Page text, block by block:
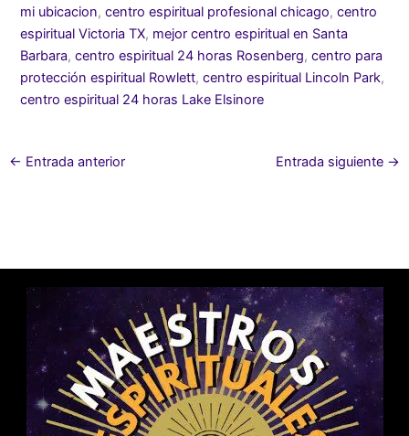
mi ubicacion,centro espiritual profesional chicago,centro
espiritual Victoria TX, mejor centro espiritual en Santa
Barbara,centro espiritual 24 horas Rosenberg,centro para
protección espiritual Rowlett,centro espiritual Lincoln Park,
centro espiritual 24 horas Lake Elsinore
← Entrada anterior Entrada siguiente →